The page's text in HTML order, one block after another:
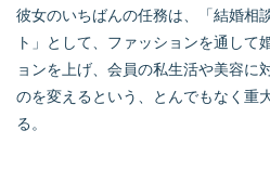
彼女のいちばんの任務は、「結婚相
ト」として、ファッションを通して
ョンを上げ、会員の私生活や美容に
のを変えるという、とんでもなく重
る。